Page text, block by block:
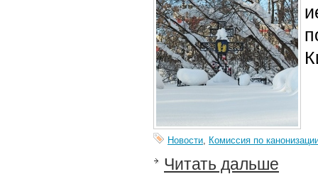
Новости, Комиссия по
Читать дальше